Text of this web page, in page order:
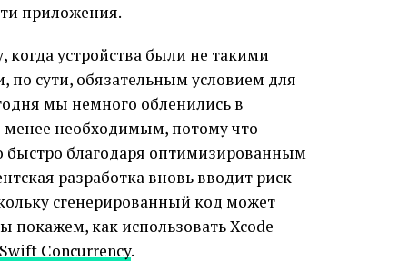
приложения.
когда устройства были не такими
по сути, обязательным условием для
мы немного обленились в
менее необходимым, потому что
благодаря оптимизированным
разработка вновь вводит риск
сгенерированный код может
покажем, как использовать Xcode
Swift Concurrency.